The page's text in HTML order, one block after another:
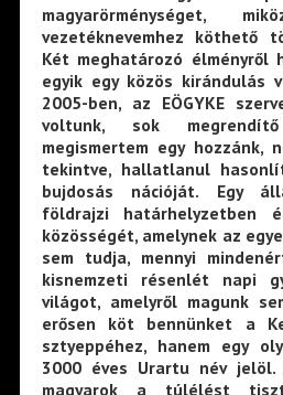
magyarörménységet,
vezetéknevemhez köthető
Két meghatározó élményről
egyik egy közös kirándulás
2005-ben, az EÖGYKE
voltunk, sok
megismertem egy hozzánk,
tekintve, hallatlanul
bujdosás nációját. Egy
földrajzi határhelyzetben
közösségét, amelynek az
sem tudja, mennyi
kisnemzeti résenlét napi
világot, amelyről magunk
erősen köt bennünket a
sztyeppéhez, hanem egy
3000 éves Urartu név jelöl.
magyarok a túlélést